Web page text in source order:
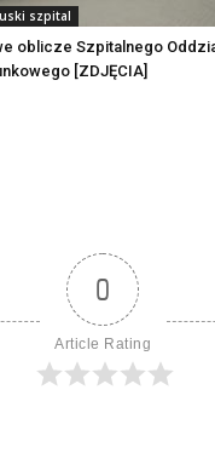
szpital
oblicze Szpitalnego
[ZDJĘCIA]
0
Article Rating